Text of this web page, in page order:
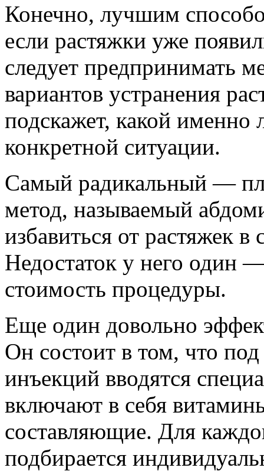
Конечно, лучшим
если растяжки уже
следует предпринимать
вариантов устранения
подскажет, какой именно
конкретной ситуации.
Самый радикальный —
метод, называемый
избавиться от растяжек в
Недостаток у него один
стоимость процедуры.
Еще один довольно
Он состоит в том, что
инъекций вводятся
включают в себя
составляющие. Для
подбирается